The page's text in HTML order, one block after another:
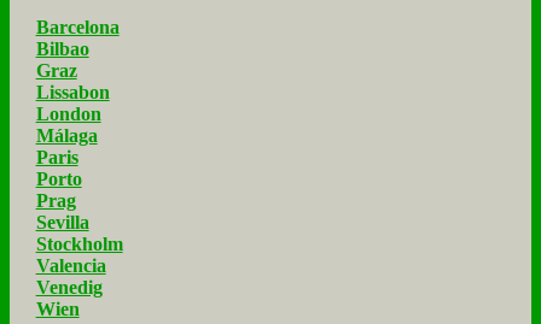
Barcelona
Bilbao
Graz
Lissabon
London
Málaga
Paris
Porto
Prag
Sevilla
Stockholm
Valencia
Venedig
Wien